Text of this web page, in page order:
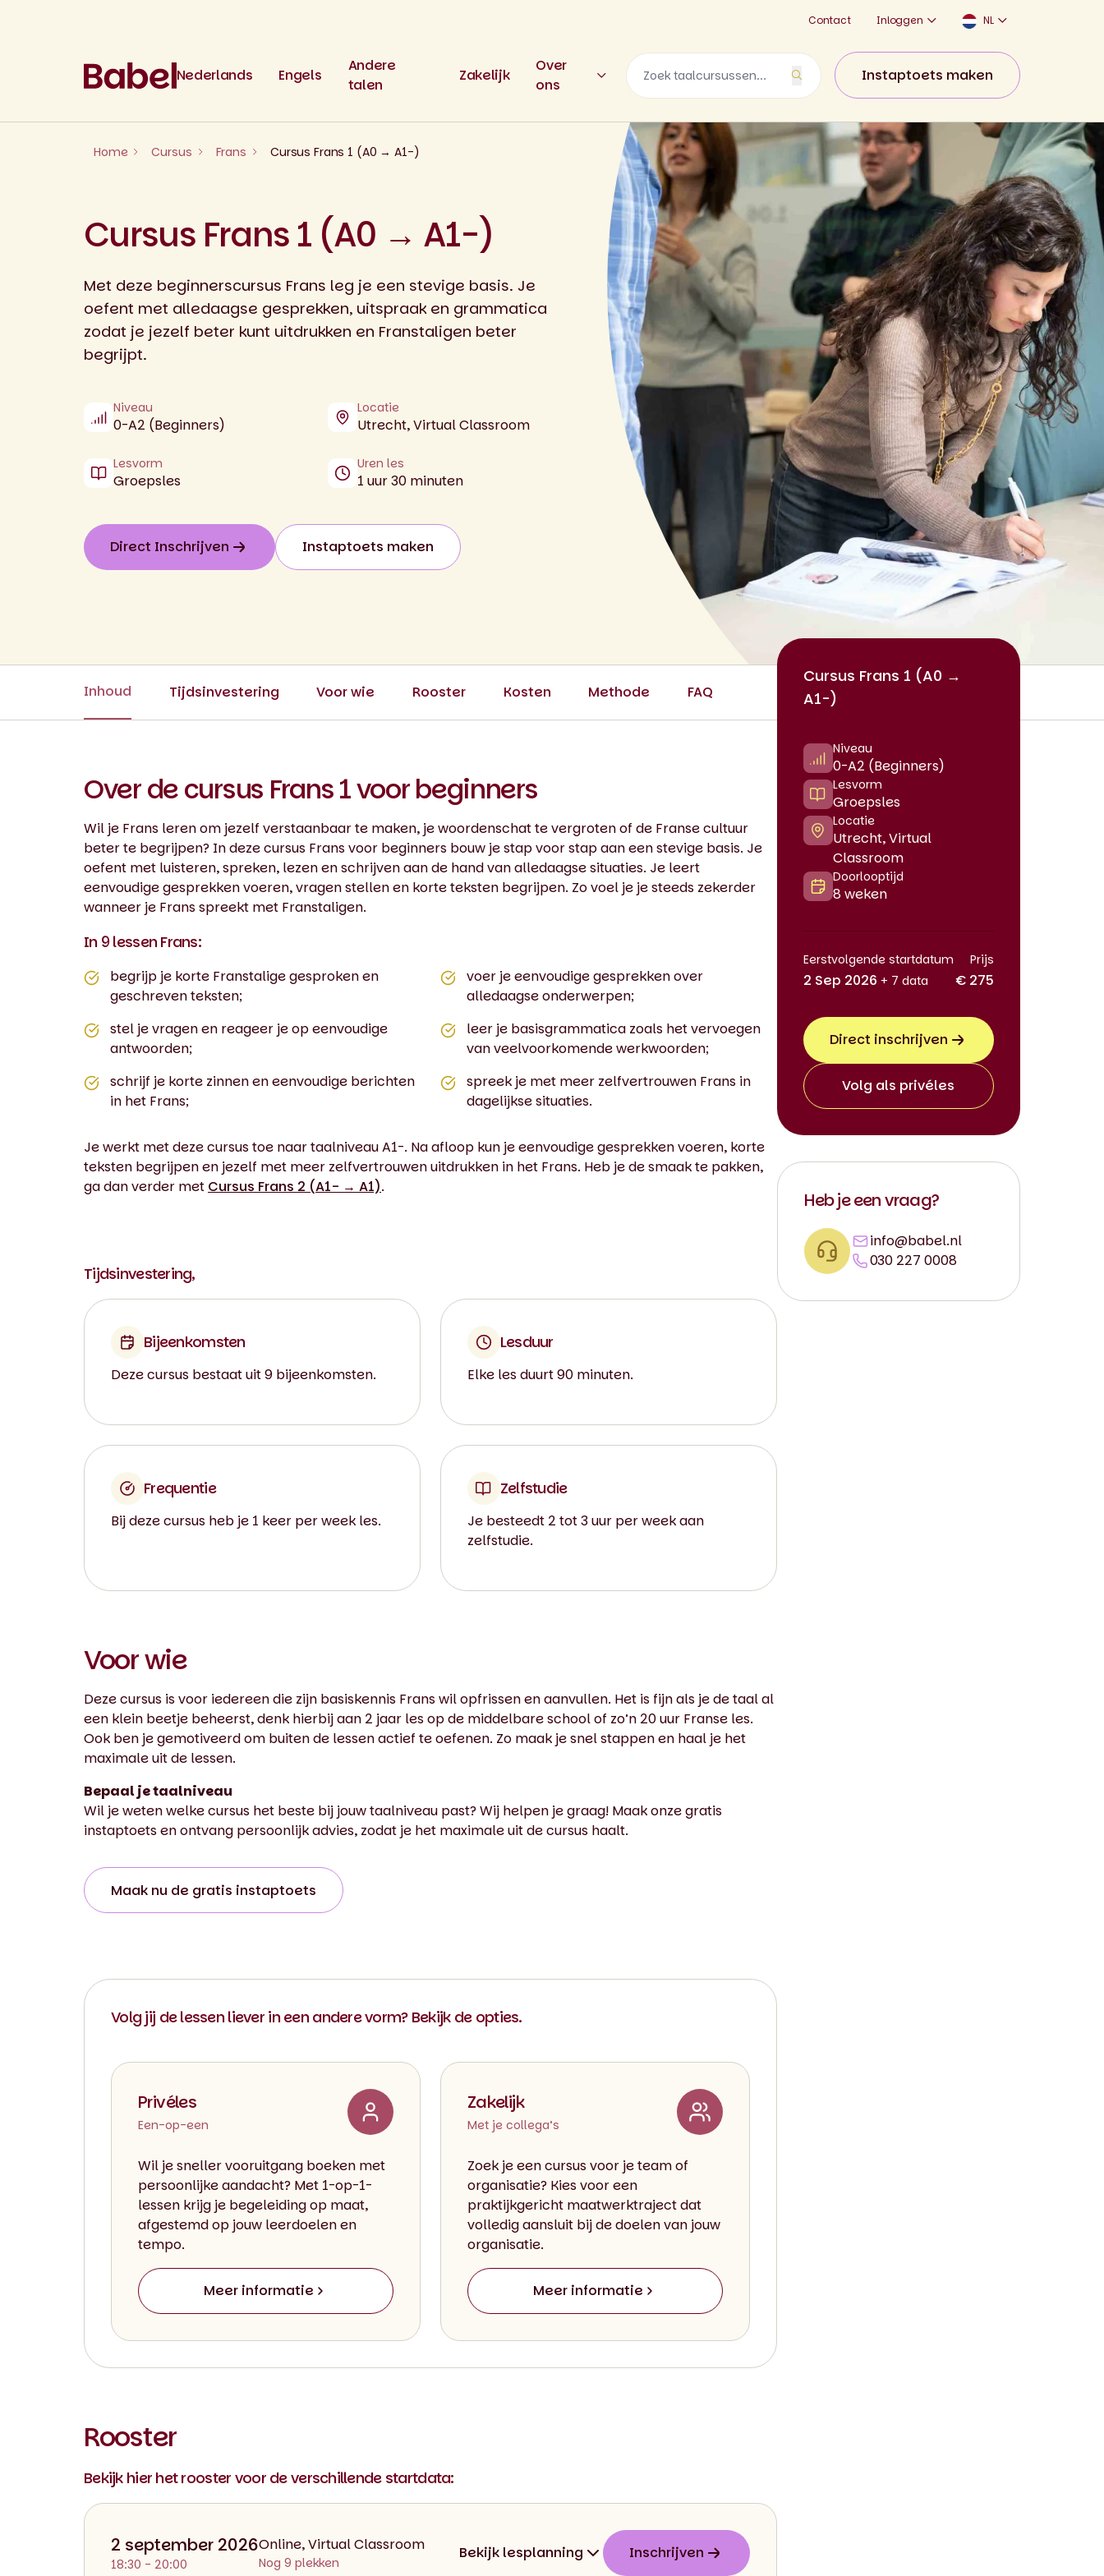
Contact Inloggen NL
Nederlands Engels
Andere
talen
Zakelijk
Over
ons
Instaptoets maken
Home Cursus Frans Cursus Frans 1 (A0 → A1-)
Cursus Frans 1 (A0 → A1-)
Met deze beginnerscursus Frans leg je een stevige basis. Je
oefent met alledaagse gesprekken, uitspraak en grammatica
zodat je jezelf beter kunt uitdrukken en Franstaligen beter
begrijpt.
Niveau
0-A2 (Beginners)
Locatie
Utrecht, Virtual Classroom
Lesvorm
Groepsles
Uren les
1 uur 30 minuten
Direct Inschrijven Instaptoets maken
Inhoud Tijdsinvestering Voor wie Rooster Kosten Methode FAQ
Over de cursus Frans 1 voor beginners
Wil je Frans leren om jezelf verstaanbaar te maken, je woordenschat te vergroten of de Franse cultuur
beter te begrijpen? In deze cursus Frans voor beginners bouw je stap voor stap aan een stevige basis. Je
oefent met luisteren, spreken, lezen en schrijven aan de hand van alledaagse situaties. Je leert
eenvoudige gesprekken voeren, vragen stellen en korte teksten begrijpen. Zo voel je je steeds zekerder
wanneer je Frans spreekt met Franstaligen.
In 9 lessen Frans:
begrijp je korte Franstalige gesproken en
geschreven teksten;
voer je eenvoudige gesprekken over
alledaagse onderwerpen;
stel je vragen en reageer je op eenvoudige
antwoorden;
leer je basisgrammatica zoals het vervoegen
van veelvoorkomende werkwoorden;
schrijf je korte zinnen en eenvoudige berichten
in het Frans;
spreek je met meer zelfvertrouwen Frans in
dagelijkse situaties.
Je werkt met deze cursus toe naar taalniveau A1-. Na afloop kun je eenvoudige gesprekken voeren, korte
teksten begrijpen en jezelf met meer zelfvertrouwen uitdrukken in het Frans. Heb je de smaak te pakken,
ga dan verder met Cursus Frans 2 (A1- → A1).
Tijdsinvestering,
Bijeenkomsten
Deze cursus bestaat uit 9 bijeenkomsten.
Lesduur
Elke les duurt 90 minuten.
Frequentie
Bij deze cursus heb je 1 keer per week les.
Zelfstudie
Je besteedt 2 tot 3 uur per week aan
zelfstudie.
Voor wie
Deze cursus is voor iedereen die zijn basiskennis Frans wil opfrissen en aanvullen. Het is fijn als je de taal al
een klein beetje beheerst, denk hierbij aan 2 jaar les op de middelbare school of zo’n 20 uur Franse les.
Ook ben je gemotiveerd om buiten de lessen actief te oefenen. Zo maak je snel stappen en haal je het
maximale uit de lessen.
Bepaal je taalniveau
Wil je weten welke cursus het beste bij jouw taalniveau past? Wij helpen je graag! Maak onze gratis
instaptoets en ontvang persoonlijk advies, zodat je het maximale uit de cursus haalt.
Maak nu de gratis instaptoets
Volg jij de lessen liever in een andere vorm? Bekijk de opties.
Privéles
Een-op-een
Wil je sneller vooruitgang boeken met
persoonlijke aandacht? Met 1-op-1-
lessen krijg je begeleiding op maat,
afgestemd op jouw leerdoelen en
tempo.
Meer informatie
Zakelijk
Met je collega’s
Zoek je een cursus voor je team of
organisatie? Kies voor een
praktijkgericht maatwerktraject dat
volledig aansluit bij de doelen van jouw
organisatie.
Meer informatie
Rooster
Bekijk hier het rooster voor de verschillende startdata:
2 september 2026
18:30 - 20:00
Online, Virtual Classroom
Nog 9 plekken
Bekijk lesplanning Inschrijven
Cursus Frans 1 (A0 →
A1-)
Niveau
0-A2 (Beginners)
Lesvorm
Groepsles
Locatie
Utrecht, Virtual
Classroom
Doorlooptijd
8 weken
Eerstvolgende startdatum
2 Sep 2026 + 7 data
Prijs
€ 275
Direct inschrijven
Volg als privéles
Heb je een vraag?
info@babel.nl
030 227 0008